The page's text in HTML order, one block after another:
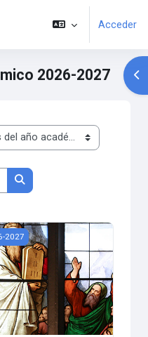
Acceder
2026-2027
Buscar cursos
Pentateuco
2027